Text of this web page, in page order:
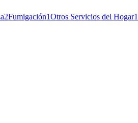
2Fumigación1Otros Servicios del Hogar1